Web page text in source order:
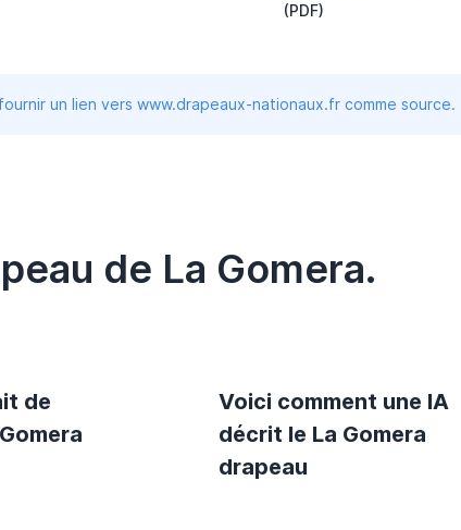
(PDF)
un lien vers www.drapeaux-nationaux.fr comme source.
de La Gomera.
de
Voici comment une IA
décrit le La Gomera
drapeau